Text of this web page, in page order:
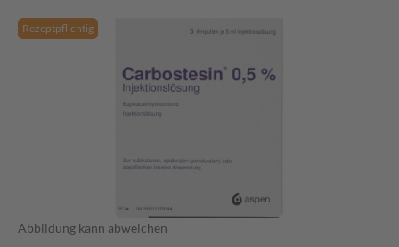
Rezeptpflichtig
Abbildung kann abweichen